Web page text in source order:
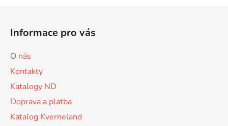
Informace pro vás
O nás
Kontakty
Katalogy ND
Doprava a platba
Katalog Kverneland